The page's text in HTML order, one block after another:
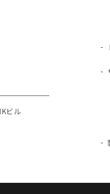
ビル